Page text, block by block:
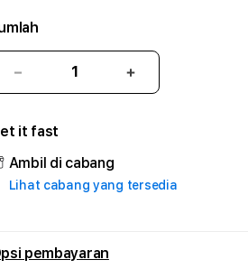
Kurangi
jumlah
ABO777
#3
TradiTours
Jasa
Paket
Tambah
jumlah
TradiTours
Jasa
it fast
Ambil di cabang
Lihat cabang yang tersedia
pembayaran